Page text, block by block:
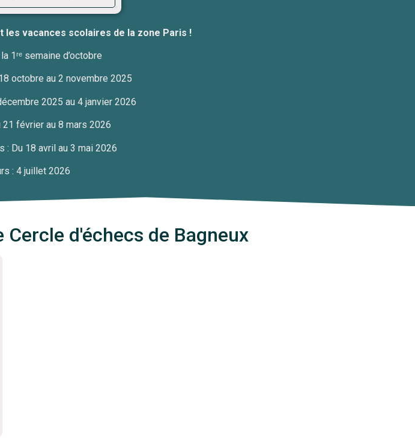
les vacances scolaires de la zone Paris !
1ʳᵉ semaine d’octobre
octobre au 2 novembre 2025
2025 au 4 janvier 2026
21 février au 8 mars 2026
: Du 18 avril au 3 mai 2026
: 4 juillet 2026
d'échecs de Bagneux